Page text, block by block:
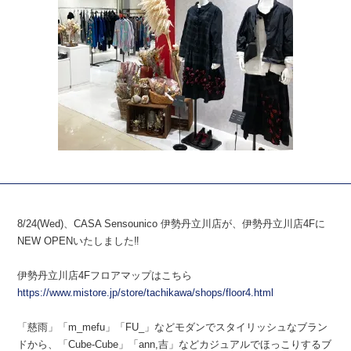
8/24(Wed)、CASA Sensounico 伊勢丹立川店が、伊勢丹立川店4Fに
NEW OPENいたしました‼︎
伊勢丹立川店4Fフロアマップはこちら
https://www.mistore.jp/store/tachikawa/shops/floor4.html
「慈雨」「m_mefu」「FU_」などモダンでスタイリッシュなブラン
ドから、「Cube-Cube」「ann,吉」などカジュアルでほっこりするブ